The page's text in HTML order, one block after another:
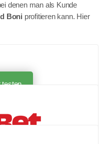
denen man als Kunde
Boni profitieren kann. Hier
testen
Test